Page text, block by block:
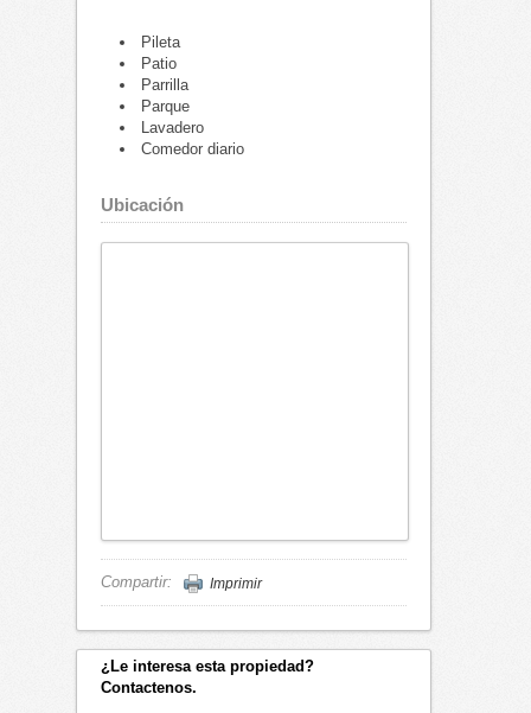
Pileta
Patio
Parrilla
Parque
Lavadero
Comedor diario
Ubicación
Compartir: Imprimir
¿Le interesa esta propiedad?
Contactenos.